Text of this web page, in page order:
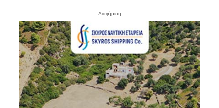
- Διαφήμιση -